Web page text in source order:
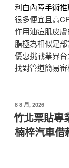
利白內障手術推
很多便宜且高
作用油痘肌皮
脂極為相似足
優惠挑戰業界
找對管道簡易
發
佈
於
8 8 月, 2026
竹北票貼專
楠梓汽車借